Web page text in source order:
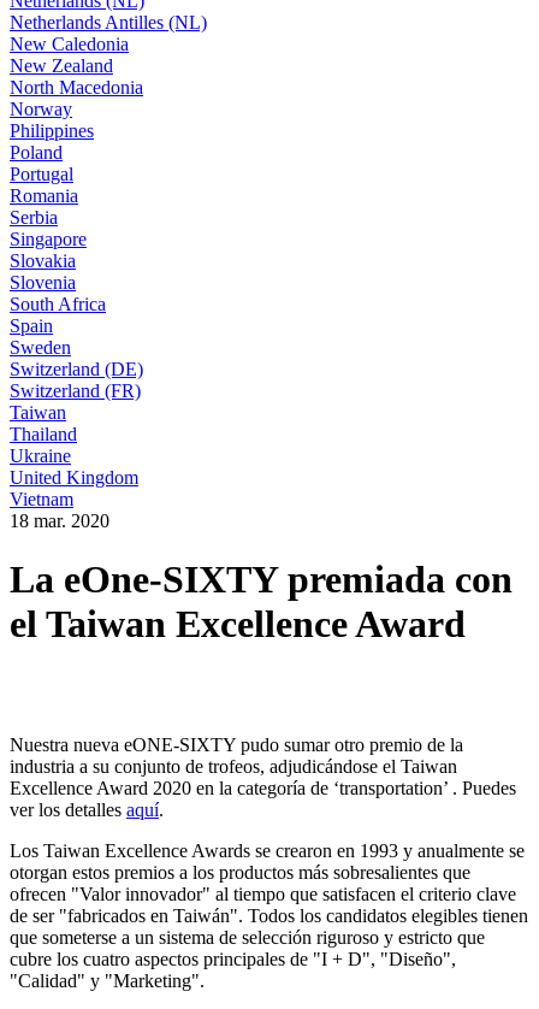
Netherlands Antilles (NL)
New Caledonia
New Zealand
North Macedonia
Norway
Philippines
Poland
Portugal
Romania
Serbia
Singapore
Slovakia
Slovenia
South Africa
Spain
Sweden
Switzerland (DE)
Switzerland (FR)
Taiwan
Thailand
Ukraine
United Kingdom
Vietnam
18 mar. 2020
La eOne-SIXTY premiada con
el Taiwan Excellence Award
Nuestra nueva eONE-SIXTY pudo sumar otro premio de la
industria a su conjunto de trofeos, adjudicándose el Taiwan
Excellence Award 2020 en la categoría de ‘transportation’ . Puedes
ver los detalles aquí.
Los Taiwan Excellence Awards se crearon en 1993 y anualmente se
otorgan estos premios a los productos más sobresalientes que
ofrecen "Valor innovador" al tiempo que satisfacen el criterio clave
de ser "fabricados en Taiwán". Todos los candidatos elegibles tienen
que someterse a un sistema de selección riguroso y estricto que
cubre los cuatro aspectos principales de "I + D", "Diseño",
"Calidad" y "Marketing".